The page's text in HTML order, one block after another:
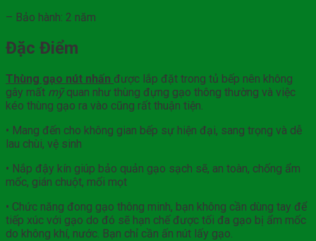
– Bảo hành: 2 năm
Đặc Điểm
Thùng gạo nút nhấn được lắp đặt trong tủ bếp nên không
gây mất mỹquan như thùng đựng gạo thông thường và việc
kéo thùng gạo ra vào cũng rất thuận tiện.
• Mang đến cho không gian bếp sự hiện đại, sang trọng và dễ
lau chùi, vệ sinh
• Nắp đậy kín giúp bảo quản gạo sạch sẽ, an toàn, chống ẩm
mốc, gián chuột, mối mọt
• Chức năng đong gạo thông minh, bạn không cần dùng tay để
tiếp xúc với gạo do đó sẽ hạn chế được tối đa gạo bị ẩm mốc
do không khí, nước. Bạn chỉ cần ấn nút lấy gạo.